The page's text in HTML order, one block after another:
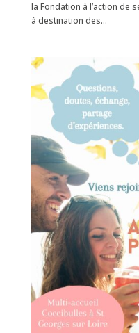
la Fondation à l’action de
à destination des...